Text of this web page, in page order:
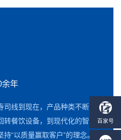
余年
司线到现在，产品种类不断向更
转餐饮设备，到现代化的智能点
“以质量赢取客户”的理念。昱